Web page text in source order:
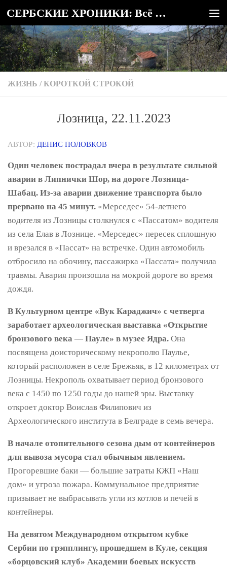
Под записью СЕРБСКИЕ ХРОНИКИ: Всё о Сербии
ЖИЗНЬ / КОРОТКОЙ СТРОКОЙ
Лозница, 22.11.2023
АВТОР: ДЕНИС ПОЛОВКОВ
Один человек пострадал вчера в результате сильной
аварии в Липнички Шор, на дороге Лозница-
Шабац. Из-за аварии движение транспорта было
прервано на 45 минут. «Мерседес» 54-летнего
водителя из Лозницы столкнулся с «Пассатом» водителя
из села Елав в Лознице. «Мерседес» пересек сплошную
и врезался в «Пассат» на встречке. Один автомобиль
отбросило на обочину, пассажирка «Пассата» получила
травмы. Авария произошла на мокрой дороге во время
дождя.
В Культурном центре «Вук Караджич» с четверга
заработает археологическая выставка «Открытие
бронзового века — Пауле» в музее Ядра. Она
посвящена доисторическому некрополю Паулье,
который расположен в селе Брежьяк, в 12 километрах от
Лозницы. Некрополь охватывает период бронзового
века с 1450 по 1250 годы до нашей эры. Выставку
откроет доктор Воислав Филипович из
Археологического института в Белграде в семь вечера.
В начале отопительного сезона дым от контейнеров
для вывоза мусора стал обычным явлением.
Прогоревшие баки — большие затраты КЖП «Наш
дом» и угроза пожара. Коммунальное предприятие
призывает не выбрасывать угли из котлов и печей в
контейнеры.
На девятом Международном открытом кубке
Сербии по грэпплингу, прошедшем в Куле, секция
«борцовский клуб» Академии боевых искусств